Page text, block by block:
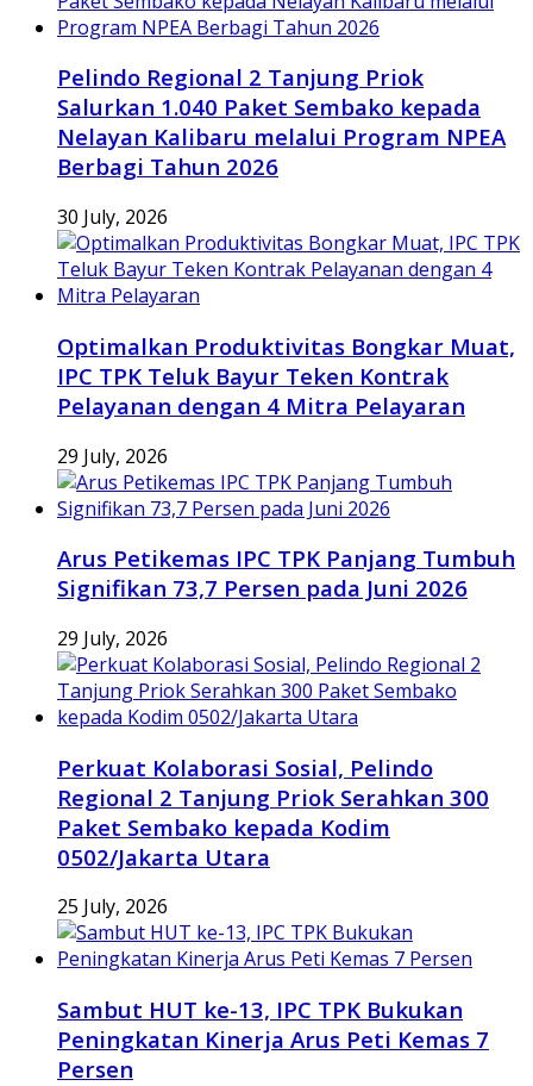
Pelindo Regional 2 Tanjung Priok
Salurkan 1.040 Paket Sembako kepada
Nelayan Kalibaru melalui Program NPEA
Berbagi Tahun 2026
30 July, 2026
Optimalkan Produktivitas Bongkar Muat,
IPC TPK Teluk Bayur Teken Kontrak
Pelayanan dengan 4 Mitra Pelayaran
29 July, 2026
Arus Petikemas IPC TPK Panjang Tumbuh
Signifikan 73,7 Persen pada Juni 2026
29 July, 2026
Perkuat Kolaborasi Sosial, Pelindo
Regional 2 Tanjung Priok Serahkan 300
Paket Sembako kepada Kodim
0502/Jakarta Utara
25 July, 2026
Sambut HUT ke-13, IPC TPK Bukukan
Peningkatan Kinerja Arus Peti Kemas 7
Persen